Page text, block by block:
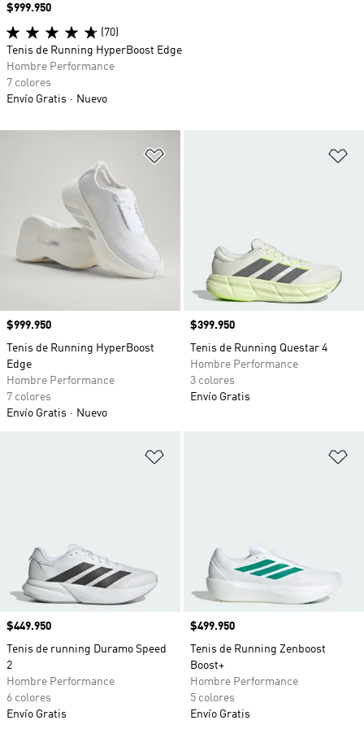
Precio
$999.950
Tenis de Running HyperBoost
Edge
Hombre Performance
7 colores
Envío Gratis
Nuevo
Precio
$399.950
Tenis de Running Questar 4
Hombre Performance
3 colores
Envío Gratis
Precio
$449.950
Tenis de running Duramo Speed
2
Hombre Performance
6 colores
Envío Gratis
Precio
$499.950
Tenis de Running Zenboost
Boost+
Hombre Performance
5 colores
Envío Gratis
Precio
$999.950
(70)
Tenis de Running HyperBoost Edge
Hombre Performance
7 colores
Envío Gratis
Nuevo